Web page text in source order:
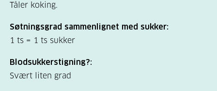
Tåler koking.
Søtningsgrad sammenlignet med sukker:
1 ts = 1 ts sukker
Blodsukkerstigning?:
Svært liten grad